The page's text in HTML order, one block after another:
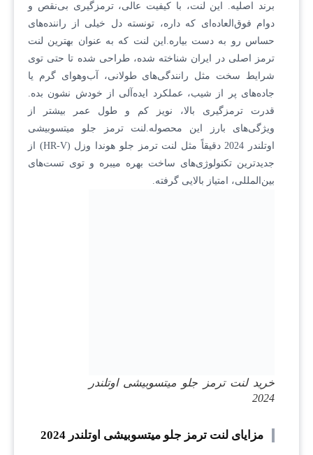
برند اصلیه. این لنت، با کیفیت عالی، ترمزگیری بی‌نقص و
دوام فوق‌العاده‌ای که داره، تونسته دل خیلی از راننده‌های
حساس رو به دست بیاره.این لنت که به عنوان بهترین لنت
ترمز اصلی در ایران شناخته شده، طراحی شده تا حتی توی
شرایط سخت مثل رانندگی‌های طولانی، آب‌وهوای گرم یا
جاده‌های پر از شیب، عملکرد ایده‌آلی از خودش نشون بده.
قدرت ترمزگیری بالا، نویز کم و طول عمر بیشتر از
ویژگی‌های بارز این محصوله.لنت ترمز جلو میتسوبیشی
اوتلندر 2024 دقیقاً مثل لنت ترمز جلو هوندا وزل (HR-V) از
جدیدترین تکنولوژی‌های ساخت بهره میبره و توی تست‌های
بین‌المللی، امتیاز بالایی گرفته.
خرید لنت ترمز جلو میتسوبیشی اوتلندر
2024
مزایای لنت ترمز جلو میتسوبیشی اوتلندر 2024